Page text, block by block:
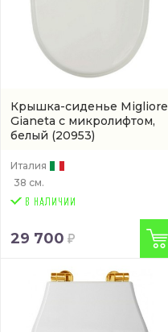
Крышка-сиденье Migliore
Gianeta с микролифтом,
белый (20953)
Италия
38 см.
29 700